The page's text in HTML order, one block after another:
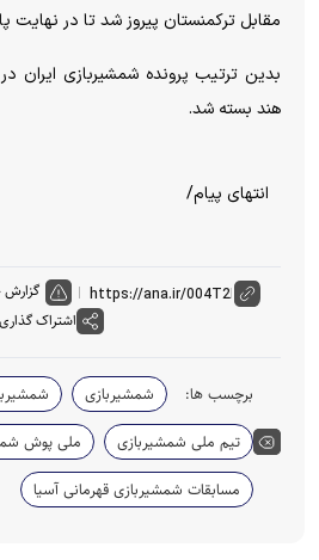
مقابل ترکمنستان پیروز شد تا در نهایت
بدین ترتیب پرونده شمشیربازی ایران
هند بسته شد.
انتهای پیام/
اشتراک گذاری
برچسب ها: شمشیربازی
تیم ملی شمشیربازی
ملی پوش
مسابقات شمشیربازی قهرمانی آسیا